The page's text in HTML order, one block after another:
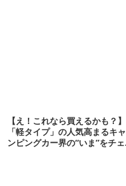
【え！これなら買えるかも？】
「軽タイプ」の人気高まるキャ
ンピングカー界の“いま”をチェ